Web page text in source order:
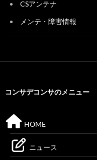
CSアンテナ
メンテ・障害情報
コンサデコンサのメニュー
HOME
ニュース